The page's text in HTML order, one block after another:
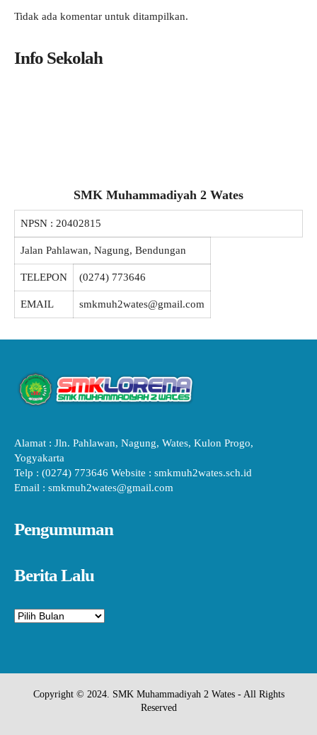
Tidak ada komentar untuk ditampilkan.
Info Sekolah
SMK Muhammadiyah 2 Wates
NPSN : 20402815
Jalan Pahlawan, Nagung, Bendungan
TELEPON (0274) 773646
EMAIL smkmuh2wates@gmail.com
Alamat : Jln. Pahlawan, Nagung, Wates, Kulon Progo,
Yogyakarta
Telp : (0274) 773646 Website : smkmuh2wates.sch.id
Email : smkmuh2wates@gmail.com
Pengumuman
Berita Lalu
Arsip
Copyright © 2024. SMK Muhammadiyah 2 Wates - All Rights
Reserved